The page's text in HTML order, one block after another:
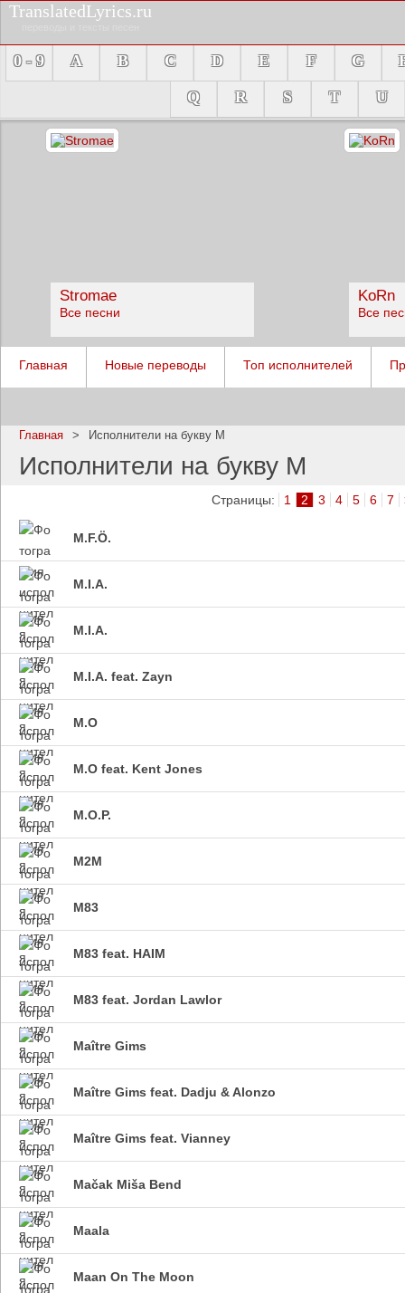
TranslatedLyrics.ru
0 - 9 A B C D E F G
Q
R S T U
Stromae
Все песни
KoRn
Все
Все песни
Blind Guardian
Все песни
Pitbull
Главная Новые переводы Топ исполнителей
Главная > Исполнители на букву M
Исполнители на букву M
Страницы: 1 2 3 4 5 6 7
M.F.Ö.
M.I.A.
M.I.A.
M.I.A. feat. Zayn
M.O
M.O feat. Kent Jones
M.O.P.
M2M
M83
M83 feat. HAIM
M83 feat. Jordan Lawlor
Maître Gims
Maître Gims feat. Dadju & Alonzo
Maître Gims feat. Vianney
Mačak Miša Bend
Maala
Maan On The Moon